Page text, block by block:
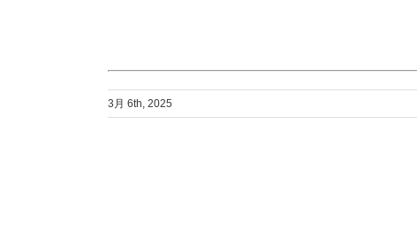
3月 6th, 2025